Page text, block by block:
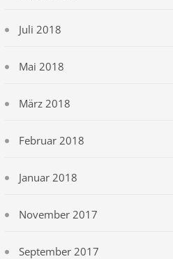
Juli 2018
Mai 2018
März 2018
Februar 2018
Januar 2018
November 2017
September 2017